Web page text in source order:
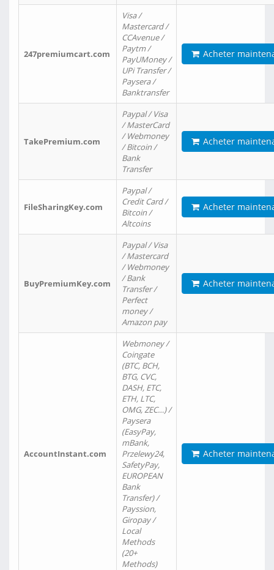
247premiumcart.com
Visa /
Mastercard /
CCAvenue /
Paytm /
PayUMoney /
UPi Transfer /
Paysera /
Banktransfer
Acheter
TakePremium.com
Paypal / Visa
/ MasterCard
/ Webmoney
/ Bitcoin /
Bank
Transfer
Acheter
FileSharingKey.com
Paypal /
Credit Card /
Bitcoin /
Altcoins
Acheter
BuyPremiumKey.com
Paypal / Visa
/ Mastercard
/ Webmoney
/ Bank
Transfer /
Perfect
money /
Amazon pay
Acheter
AccountInstant.com
Webmoney /
Coingate
(BTC, BCH,
BTG, CVC,
DASH, ETC,
ETH, LTC,
OMG, ZEC…) /
Paysera
(EasyPay,
mBank,
Przelewy24,
SafetyPay,
EUROPEAN
Bank
Transfer) /
Payssion,
Giropay /
Local
Methods
(20+
Methods)
Acheter